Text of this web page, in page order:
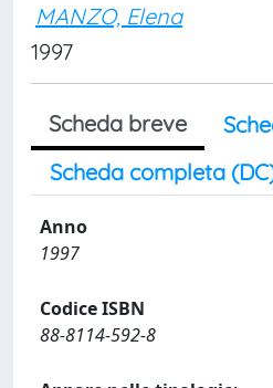
MANZO, Elena
1997
Scheda breve
Scheda completa
Anno
1997
Codice ISBN
88-8114-592-8